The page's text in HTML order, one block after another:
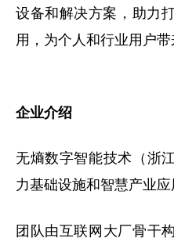
设备和解决方案，助力
用，为个人和行业用户带
企业介绍
无熵数字智能技术（浙
力基础设施和智慧产业应
团队由互联网大厂骨干